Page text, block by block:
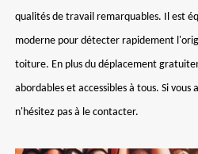
qualités de travail remarquables. Il est
moderne pour détecter rapidement
toiture. En plus du déplacement
abordables et accessibles à tous. Si vous
n'hésitez pas à le contacter.